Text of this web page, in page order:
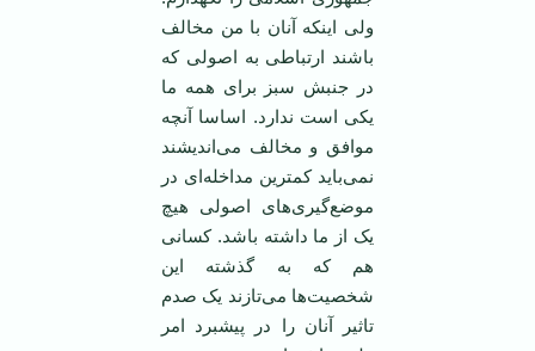
ولی اینکه آنان با من مخالف
باشند ارتباطی به اصولی که
در جنبش سبز برای همه ما
یکی است ندارد. اساسا آنچه
موافق و مخالف می‌اندیشند
نمی‌باید کمترین مداخله‌ای در
موضع‌گیری‌های اصولی هیچ
یک از ما داشته باشد. کسانی
هم که به گذشته این
شخصیت‌ها می‌تازند یک صدم
تاثیر آنان را در پیشبرد امر